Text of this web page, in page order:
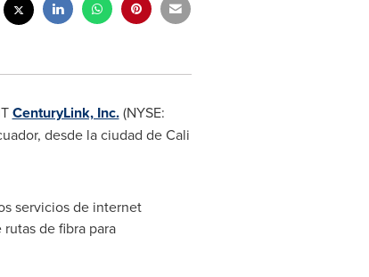
CenturyLink, Inc.(NYSE:
, desde la ciudad deCali
servicios de internet
de fibra para